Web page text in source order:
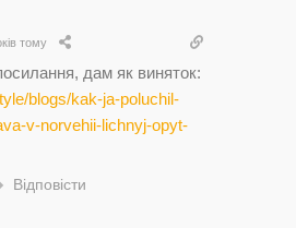
тому
дам як виняток:
blogs/kak-ja-poluchil-
v-norvehii-lichnyj-opyt-
Відповісти